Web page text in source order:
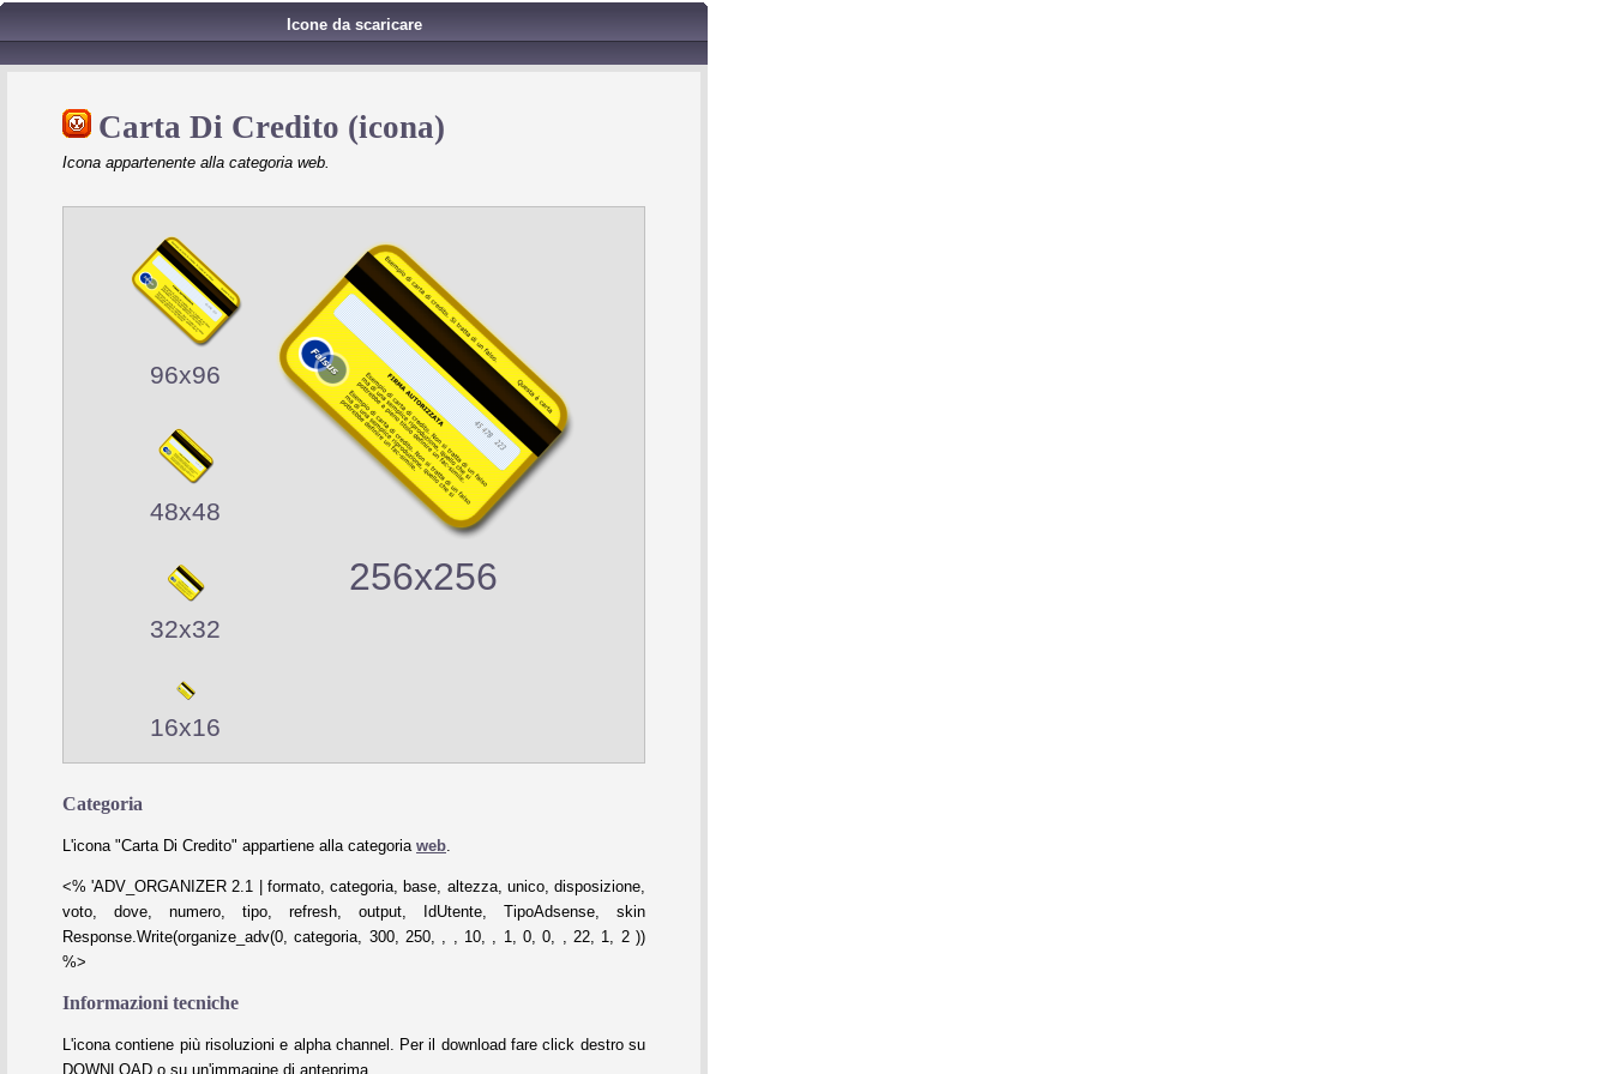
Icone da scaricare
Carta Di Credito (icona)
Icona appartenente alla categoria web.
96x96
48x48
32x32
16x16
256x256
Categoria
L'icona "Carta Di Credito" appartiene alla categoria web
<% 'ADV_ORGANIZER 2.1 | formato, categoria, base, altezza, unico, disposizione,
voto, dove, numero, tipo, refresh, output, IdUtente, TipoAdsense, skin
Response.Write(organize_adv(0, categoria, 300, 250, , , 10, , 1, 0, 0, , 22, 1, 2 ))
%>
Informazioni tecniche
L'icona contiene più risoluzioni e alpha channel. Per il download fare click destro su
DOWNLOAD o su un'immagine di anteprima.